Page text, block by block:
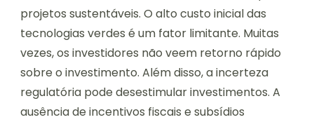
projetos sustentáveis. O alto custo inicial das
tecnologias verdes é um fator limitante. Muitas
vezes, os investidores não veem retorno rápido
sobre o investimento. Além disso, a incerteza
regulatória pode desestimular investimentos. A
ausência de incentivos fiscais e subsídios